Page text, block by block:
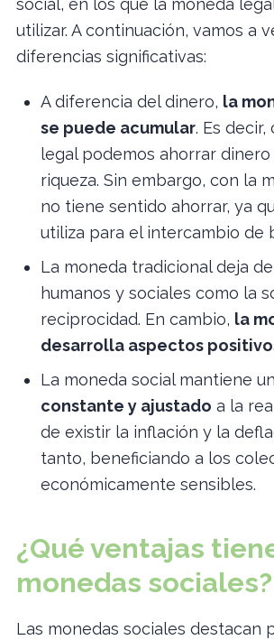
social, en los que la moneda
utilizar. A continuación, vamos a
diferencias significativas:
A diferencia del dinero, la
se puede acumular. Es
legal podemos ahorrar
riqueza. Sin embargo, con la
no tiene sentido ahorrar, ya
utiliza para el intercambio de
La moneda tradicional deja
humanos y sociales como la
reciprocidad. En cambio, la
desarrolla aspectos
La moneda social mantiene un
constante y ajustado a la
de existir la inflación y la
tanto, beneficiando a los
económicamente sensibles.
¿Qué ventajas
monedas sociales?
Las monedas sociales destacan